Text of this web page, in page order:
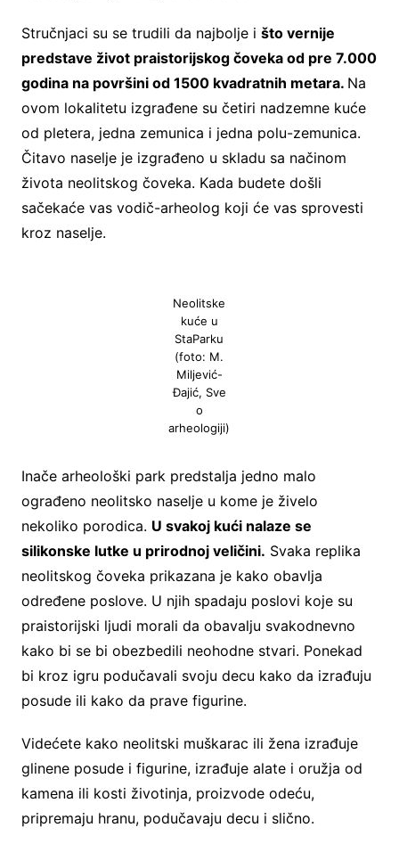
Stručnjaci su se trudili da najbolje i što vernije
predstave život praistorijskog čoveka od pre 7.000
godina na površini od 1500 kvadratnih metara. Na
ovom lokalitetu izgrađene su četiri nadzemne kuće
od pletera, jedna zemunica i jedna polu-zemunica.
Čitavo naselje je izgrađeno u skladu sa načinom
života neolitskog čoveka. Kada budete došli
sačekaće vas vodič-arheolog koji će vas sprovesti
kroz naselje.
Neolitske
kuće u
StaParku
(foto: M.
Miljević-
Đajić, Sve
o
arheologiji)
Inače arheološki park predstalja jedno malo
ograđeno neolitsko naselje u kome je živelo
nekoliko porodica. U svakoj kući nalaze se
silikonske lutke u prirodnoj veličini. Svaka replika
neolitskog čoveka prikazana je kako obavlja
određene poslove. U njih spadaju poslovi koje su
praistorijski ljudi morali da obavalju svakodnevno
kako bi se bi obezbedili neohodne stvari. Ponekad
bi kroz igru podučavali svoju decu kako da izrađuju
posude ili kako da prave figurine.
Videćete kako neolitski muškarac ili žena izrađuje
glinene posude i figurine, izrađuje alate i oružja od
kamena ili kosti životinja, proizvode odeću,
pripremaju hranu, podučavaju decu i slično.